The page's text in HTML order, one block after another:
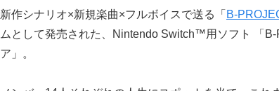
新作シナリオ×新規楽曲×フルボイスで送る「 B-
ムとして発売された、Nintendo Switch™用ソフト 「
ア」。